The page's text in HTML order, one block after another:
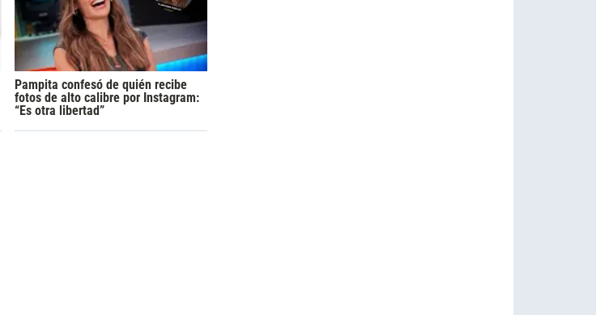
Pampita confesó de quién recibe
fotos de alto calibre por Instagram:
“Es otra libertad”